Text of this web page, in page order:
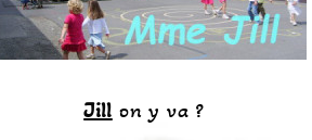
Jill on y va ?